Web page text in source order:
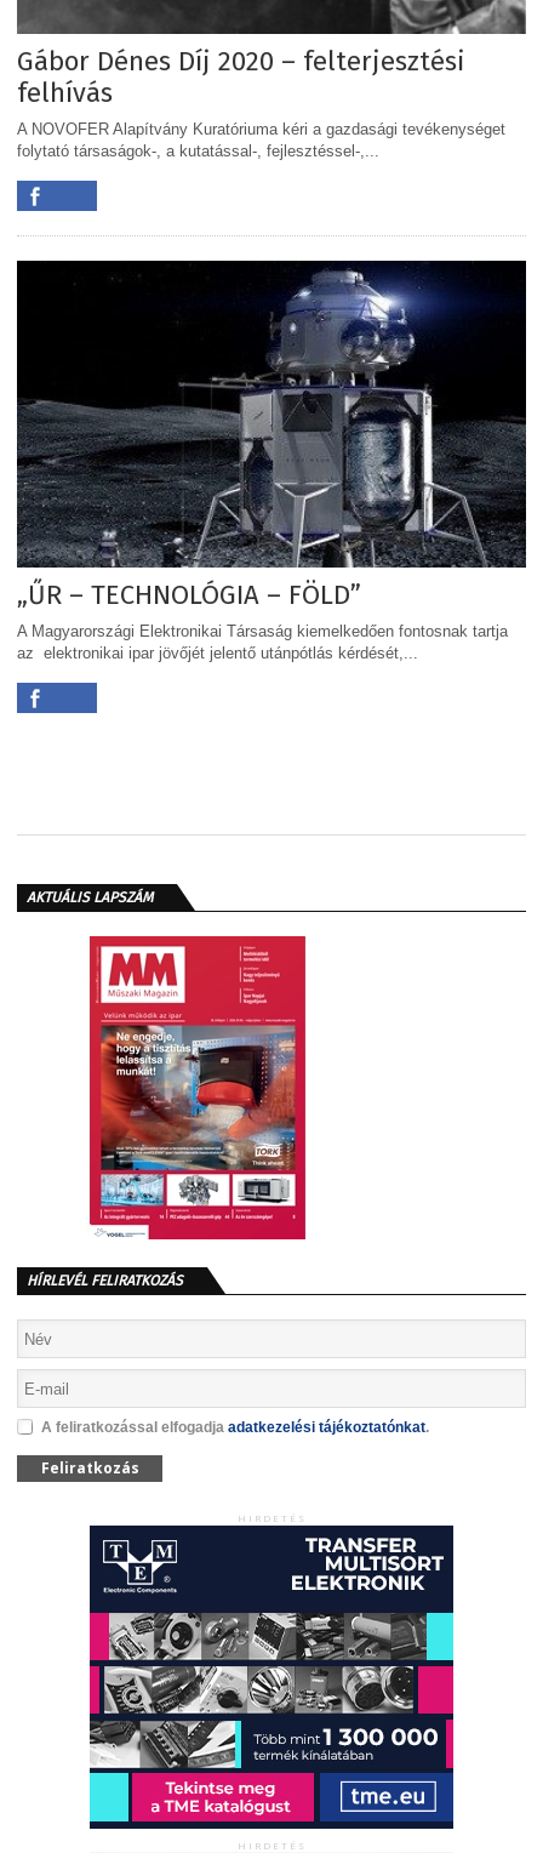
Gábor Dénes Díj 2020 – felterjesztési
felhívás
A NOVOFER Alapítvány Kuratóriuma kéri a gazdasági tevékenységet
folytató társaságok-, a kutatással-, fejlesztéssel-,...
„ŰR – TECHNOLÓGIA – FÖLD”
A Magyarországi Elektronikai Társaság kiemelkedően fontosnak tartja
az elektronikai ipar jövőjét jelentő utánpótlás kérdését,...
AKTUÁLIS LAPSZÁM
HÍRLEVÉL FELIRATKOZÁS
A feliratkozással elfogadja adatkezelési tájékoztatónkat.
Feliratkozás
HIRDETÉS
HIRDETÉS